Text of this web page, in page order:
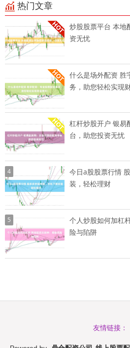
热门文章
炒股股票平台 本地
资无忧
什么是场外配资 胜
务，助您轻松实现
杠杆炒股开户 银易
台，助您投资无忧
4
今日a股股票行情
装，轻松理财
5
个人炒股如何加杠
险与陷阱
友情链接：